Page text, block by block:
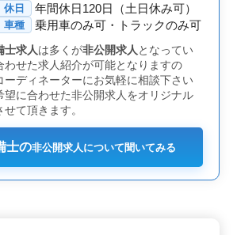
ます。給与は年収350万円から480万
から1,500円です。ご興味がある方
わせください。
休日 年間休日120日（土日休み可）
車種 乗用車のみ可・トラックのみ可
士求人は多くが非公開求人 となってい
わせた求人紹介が可能となりますの
ーディネーターにお気軽に相談下さい
望に合わせた非公開求人をオリジナル
て頂きます。
士の非公開求人について聞いてみる